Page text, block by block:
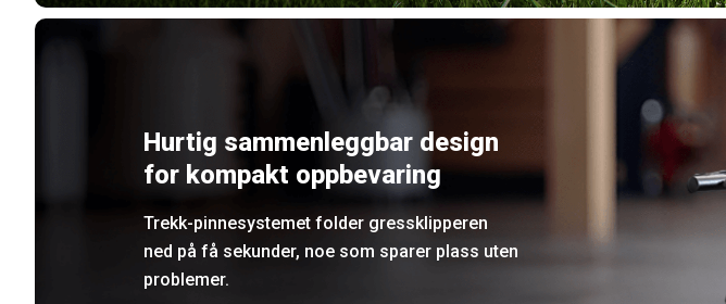
Hurtig sammenleggbar design
for kompakt oppbevaring
Trekk-pinnesystemet folder gressklipperen
ned på få sekunder, noe som sparer plass uten
problemer.